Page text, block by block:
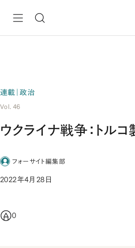
連載｜政治
Vol. 46
ウクライナ戦争：トル
フォーサイト編集部
2022年4月28日
0